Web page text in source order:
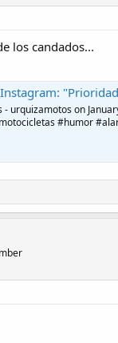
los candados...
#motos #motocicletas #humor
urquizamotos on
#humor